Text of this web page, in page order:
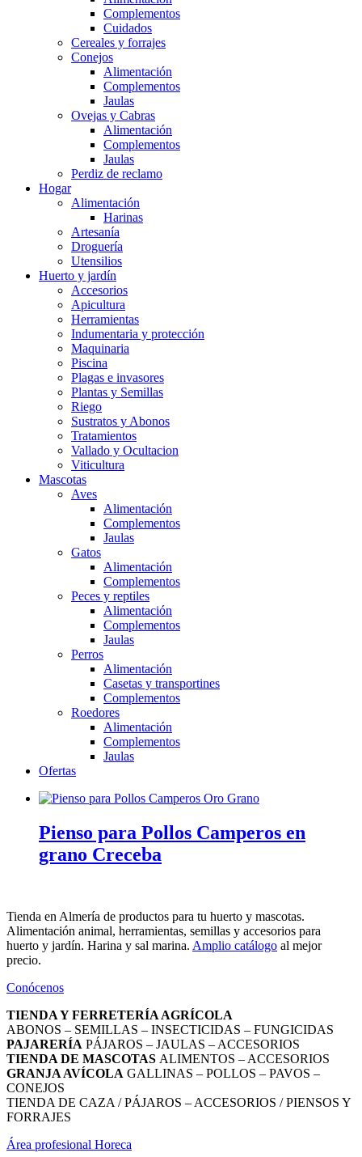
Complementos
Cuidados
Cereales y forrajes
Conejos
Alimentación
Complementos
Jaulas
Ovejas y Cabras
Alimentación
Complementos
Jaulas
Perdiz de reclamo
Hogar
Alimentación
Harinas
Artesanía
Droguería
Utensilios
Huerto y jardín
Accesorios
Apicultura
Herramientas
Indumentaria y protección
Maquinaria
Piscina
Plagas e invasores
Plantas y Semillas
Riego
Sustratos y Abonos
Tratamientos
Vallado y Ocultacion
Viticultura
Mascotas
Aves
Alimentación
Complementos
Jaulas
Gatos
Alimentación
Complementos
Peces y reptiles
Alimentación
Complementos
Jaulas
Perros
Alimentación
Casetas y transportines
Complementos
Roedores
Alimentación
Complementos
Jaulas
Ofertas
Pienso para Pollos Camperos en
grano Creceba
Tienda en Almería de productos para tu huerto y mascotas.
Alimentación animal, herramientas, semillas y accesorios para
huerto y jardín. Harina y sal marina. Amplio catálogo al mejor
precio.
Conócenos
TIENDA Y FERRETERÍA AGRÍCOLA
ABONOS – SEMILLAS – INSECTICIDAS – FUNGICIDAS
PAJARERÍA PÁJAROS – JAULAS – ACCESORIOS
TIENDA DE MASCOTAS ALIMENTOS – ACCESORIOS
GRANJA AVÍCOLA GALLINAS – POLLOS – PAVOS –
CONEJOS
TIENDA DE CAZA / PÁJAROS – ACCESORIOS / PIENSOS Y
FORRAJES
Área profesional Horeca